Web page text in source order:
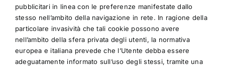
pubblicitari in linea con le preferenze manifestate dallo
stesso nell’ambito della navigazione in rete. In ragione della
particolare invasività che tali cookie possono avere
nell’ambito della sfera privata degli utenti, la normativa
europea e italiana prevede che l’Utente debba essere
adeguatamente informato sull’uso degli stessi, tramite una